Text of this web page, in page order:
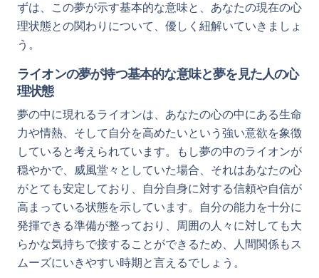
ずは、この夢が示す基本的な意味と、あなたの現在の心
理状態との関わりについて、優しく紐解いていきましょ
う。
ライオンの夢が持つ基本的な意味と夢を見た人の心
理状態
夢の中に現れるライオンは、あなたの心の中にある生命
力や情熱、そして自分を高めたいという強い意欲を象徴
していると考えられています。もし夢の中のライオンが
穏やかで、威風堂々としていた場合、それはあなたの心
がとても安定しており、自分自身に対する信頼や自信が
高まっている状態を示しています。自分の能力を十分に
発揮できる準備が整っており、周囲の人々に対しても大
らかな気持ちで接することができるため、人間関係もス
ムーズにいきやすい時期と言えるでしょう。